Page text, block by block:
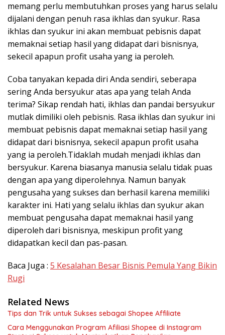
memang perlu membutuhkan proses yang harus selalu
dijalani dengan penuh rasa ikhlas dan syukur. Rasa
ikhlas dan syukur ini akan membuat pebisnis dapat
memaknai setiap hasil yang didapat dari bisnisnya,
sekecil apapun profit usaha yang ia peroleh.
Coba tanyakan kepada diri Anda sendiri, seberapa
sering Anda bersyukur atas apa yang telah Anda
terima? Sikap rendah hati, ikhlas dan pandai bersyukur
mutlak dimiliki oleh pebisnis. Rasa ikhlas dan syukur ini
membuat pebisnis dapat memaknai setiap hasil yang
didapat dari bisnisnya, sekecil apapun profit usaha
yang ia peroleh.Tidaklah mudah menjadi ikhlas dan
bersyukur. Karena biasanya manusia selalu tidak puas
dengan apa yang diperolehnya. Namun banyak
pengusaha yang sukses dan berhasil karena memiliki
karakter ini. Hati yang selalu ikhlas dan syukur akan
membuat pengusaha dapat memaknai hasil yang
diperoleh dari bisnisnya, meskipun profit yang
didapatkan kecil dan pas-pasan.
Baca Juga : 5 Kesalahan Besar Bisnis Pemula Yang Bikin
Rugi
Related News
Tips dan Trik untuk Sukses sebagai Shopee Affiliate
Cara Menggunakan Program Afiliasi Shopee di Instagram